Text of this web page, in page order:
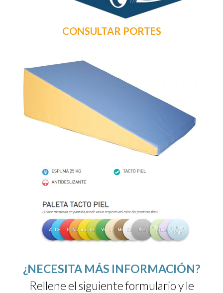
CONSULTAR PORTES
¿NECESITA MÁS INFORMACIÓN?
Rellene el siguiente formulario y le